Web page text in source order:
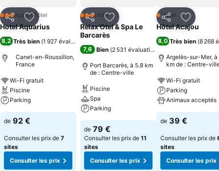
PartagerAjouter à mes favoris
3 ÉtoilesAppart’hôtel
Hotel Aquarius
8,2 Très bien (1 927 évaluations
Canet-en-Roussillon,
France
Wi-Fi gratuit
Piscine
Parking
de 92 €
Consulter les prix de 7
sites
Consulter les prix
PartagerAjouter à mes favoris
3 ÉtoilesHôtel
Relax'Otel & Spa Le
Barcarès
7,6 Bien (2 531 évaluations
Port Barcarès, à 5.8 km
de : Centre-ville
Piscine
Spa
Parking
de 79 €
Consulter les prix de 11
sites
Consulter les prix
PartagerAjouter
1 Étoiles
Hôtel
Hôtel Acajou
8,0 Très bien (8 268
Argelès-sur-Mer, à
km de : Centre-
Wi-Fi gratuit
Parking
Animaux acceptés
de 39 €
Consulter les prix de
sites
Consulter les prix